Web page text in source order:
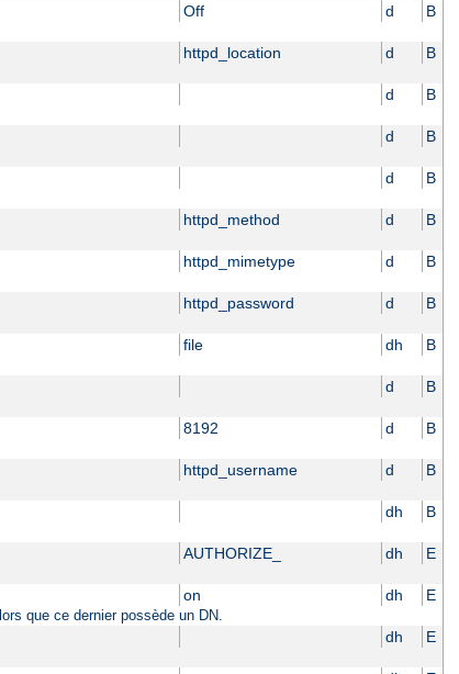
Off d B
httpd_location d B
d B
d B
d B
httpd_method d B
httpd_mimetype d B
httpd_password d B
file dh B
d B
8192 d B
httpd_username d B
dh B
AUTHORIZE_ dh E
on dh E
que ce dernier possède un DN.
dh E